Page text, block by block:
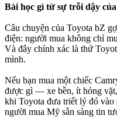
Bài học gì từ sự trỗi dậy
Câu chuyện của Toyota bZ
điện: người mua không chỉ
Và đây chính xác là thứ
mình.
Nếu bạn mua một chiếc
được gì — xe bền, ít hỏng
khi Toyota đưa triết lý đó
người mua Mỹ sẵn sàng tin